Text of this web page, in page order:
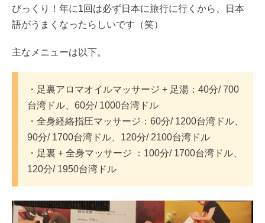
びっくり！年に1回は必ず日本に旅行に行くから、日本
語がうまくなったらしいです（笑）
主なメニューは以下。
・足裏アロマオイルマッサージ + 足湯：40分/ 700
台湾ドル、60分/ 1000台湾ドル
・全身経絡指圧マッサージ：60分/ 1200台湾ドル、
90分/ 1700台湾ドル、120分/ 2100台湾ドル
・足裏 + 全身マッサージ ：100分/ 1700台湾ドル、
120分/ 1950台湾ドル